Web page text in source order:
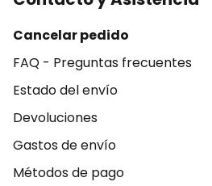
Cancelar pedido
FAQ - Preguntas frecuentes
Estado del envío
Devoluciones
Gastos de envío
Métodos de pago